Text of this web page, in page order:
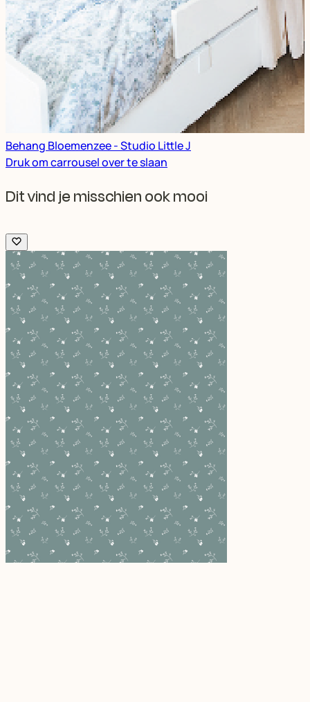
Behang Bloemenzee - Studio Little J
Druk om carrousel over te slaan
Dit vind je misschien ook mooi